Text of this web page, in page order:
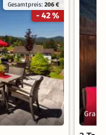
Gesamtpreis:206 €
- 42 %